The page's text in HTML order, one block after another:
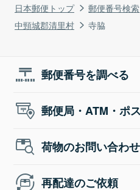
日本郵便トップ 郵便番号検索
中頸城郡清里村
寺脇
郵便番号を調べる
郵便局・ATM・ポ
荷物のお問い合わせ
再配達のご依頼